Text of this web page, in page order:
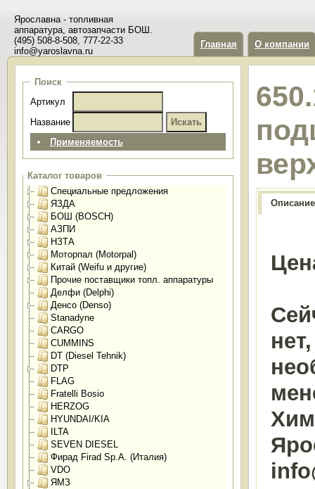
Ярославна - топливная
аппаратура, автозапчасти БОШ.
(495) 508-8-508, 777-22-33
info@yaroslavna.ru
Главная О компании
Поиск
Артикул
Название
Применяемость
Каталог товаров
Специальные предложения
ЯЗДА
БОШ (BOSCH)
АЗПИ
НЗТА
Моторпал (Motorpal)
Китай (Weifu и другие)
Прочие поставщики топл. аппаратуры
Делфи (Delphi)
Денсо (Denso)
Stanadyne
CARGO
CUMMINS
DT (Diesel Tehnik)
DTP
FLAG
Fratelli Bosio
HERZOG
HYUNDAI/KIA
ILTA
SEVEN DIESEL
Фирад Firad Sp.A. (Италия)
VDO
ЯМЗ
Описание